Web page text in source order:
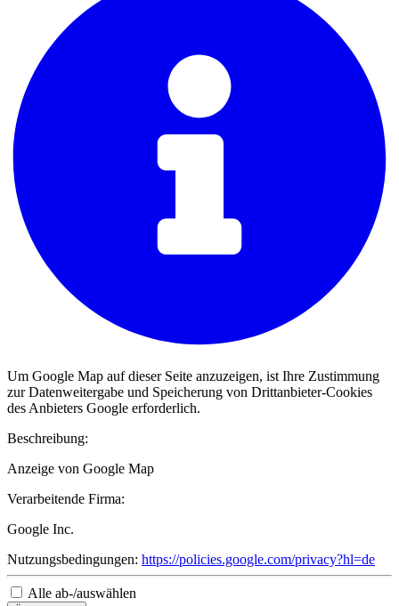
Um Google Map auf dieser Seite anzuzeigen, ist Ihre Zustimmung
zur Datenweitergabe und Speicherung von Drittanbieter-Cookies
des Anbieters Google erforderlich.
Beschreibung:
Anzeige von Google Map
Verarbeitende Firma:
Google Inc.
Nutzungsbedingungen: https://policies.google.com/privacy?hl=de
Alle ab-/auswählen